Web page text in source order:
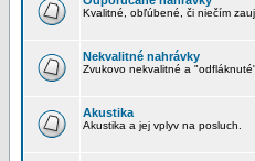
Kvalitné, obľúbené, či niečím
Nekvalitné nahrávky
Zvukovo nekvalitné a
Akustika
Akustika a jej vplyv na posluch.